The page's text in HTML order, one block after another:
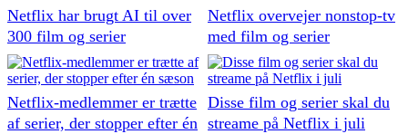
Netflix har brugt AI til over
300 film og serier
Netflix overvejer nonstop-tv
med film og serier
Netflix-medlemmer er trætte
af serier, der stopper efter én
Disse film og serier skal du
streame på Netflix i juli